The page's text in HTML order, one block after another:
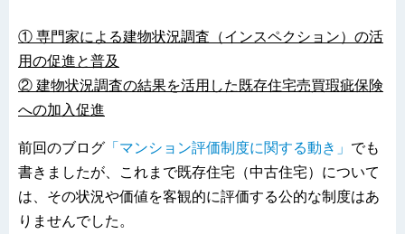
① 専門家による建物状況調査（インスペクション）の活
用の促進と普及
② 建物状況調査の結果を活用した既存住宅売買瑕疵保険
への加入促進
前回のブログ 「マンション評価制度に関する動き」 でも
書きましたが、これまで既存住宅（中古住宅）について
は、その状況や価値を客観的に評価する公的な制度はあ
りませんでした。